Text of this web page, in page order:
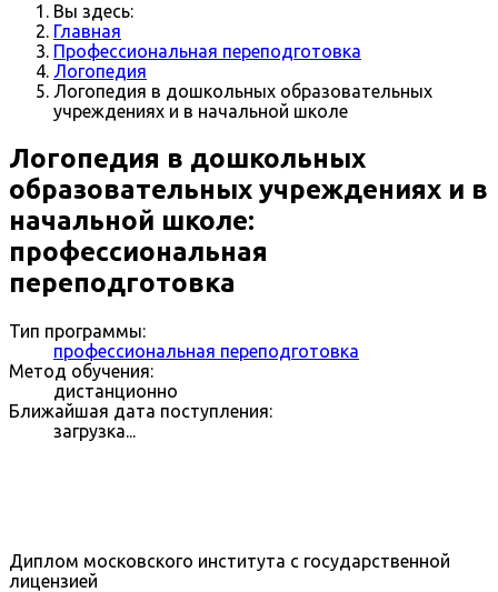
Вы здесь:
Главная
Профессиональная переподготовка
Логопедия
Логопедия в дошкольных образовательных
учреждениях и в начальной школе
Логопедия в дошкольных
образовательных учреждениях и в
начальной школе:
профессиональная
переподготовка
Тип программы:
профессиональная переподготовка
Метод обучения:
дистанционно
Ближайшая дата поступления:
загрузка...
Диплом московского института с государственной
лицензией